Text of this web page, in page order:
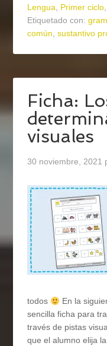
Lengua, Primer ciclo
Etiquetado con:
común,sustantivo
Ficha:
visuales
30 noviembre, 2021
todos
En la
sencilla ficha para
través de pistas
que el alumno elija